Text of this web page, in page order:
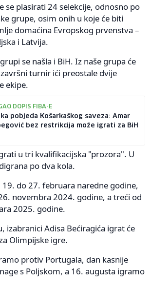
se plasirati 24 selekcije, odnosno po
grupe, osim onih u koje će biti
domaćina Evropskog prvenstva –
i Latvija.
se našla i BiH. Iz naše grupa će
turnir ići preostale dvije
ekipe.
DOPIS FIBA-E
pobjeda Košarkaškog saveza: Amar
bez restrikcija može igrati za BiH
u tri kvalifikacijska "prozora". U
po dva kola.
do 27. februara naredne godine,
novembra 2024. godine, a treći od
2025. godine.
izabranici Adisa Bećiragića igrat će
Olimpijske igre.
protiv Portugala, dan kasnije
s Poljskom, a 16. augusta igramo